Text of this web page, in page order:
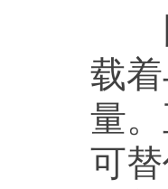
回
载
量
可